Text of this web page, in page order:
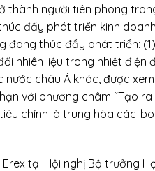
thành người tiên phong
đẩy phát triển kinh
đang thúc đẩy phát triển:
nhiên liệu trong nhiệt điện
châu Á khác, được
với phương châm “Tạo
chính là trung hòa các-
tại Hội nghị Bộ trưởng